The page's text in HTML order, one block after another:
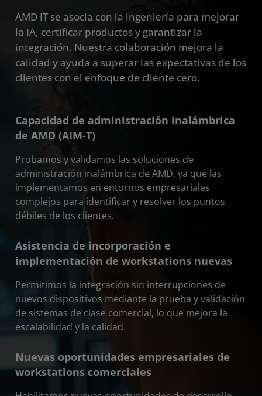
AMD IT se asocia con la ingeniería para mejorar
la IA, certificar productos y garantizar la
integración. Nuestra colaboración mejora la
calidad y ayuda a superar las expectativas de los
clientes con el enfoque de cliente cero.
Capacidad de administración inalámbrica
de AMD (AIM-T)
Probamos y validamos las soluciones de
administración inalámbrica de AMD, ya que las
implementamos en entornos empresariales
complejos para identificar y resolver los puntos
débiles de los clientes.
Asistencia de incorporación e
implementación de workstations nuevas
Permitimos la integración sin interrupciones de
nuevos dispositivos mediante la prueba y validación
de sistemas de clase comercial, lo que mejora la
escalabilidad y la calidad.
Nuevas oportunidades empresariales de
workstations comerciales